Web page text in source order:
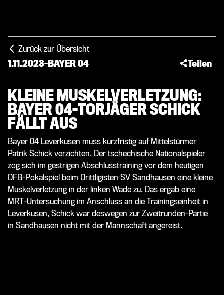
Zurück zur Übersicht
1.11.2023-BAYER 04 Teilen
KLEINE MUSKELVERLETZUNG:
BAYER 04-TORJÄGER SCHICK
FÄLLT AUS
Bayer 04 Leverkusen muss kurzfristig auf Mittelstürmer
Patrik Schick verzichten. Der tschechische Nationalspieler
zog sich im gestrigen Abschlusstraining vor dem heutigen
DFB-Pokalspiel beim Drittligisten SV Sandhausen eine kleine
Muskelverletzung in der linken Wade zu. Das ergab eine
MRT-Untersuchung im Anschluss an die Trainingseinheit in
Leverkusen, Schick war deswegen zur Zweitrunden-Partie
in Sandhausen nicht mit der Mannschaft angereist.